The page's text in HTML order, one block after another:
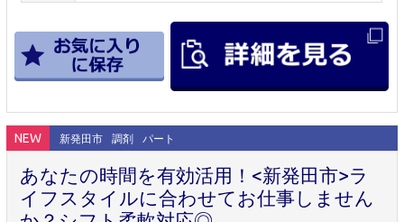
NEW 新発田市 調剤 パート
あなたの時間を有効活用！<新発田市>ラ
イフスタイルに合わせてお仕事しません